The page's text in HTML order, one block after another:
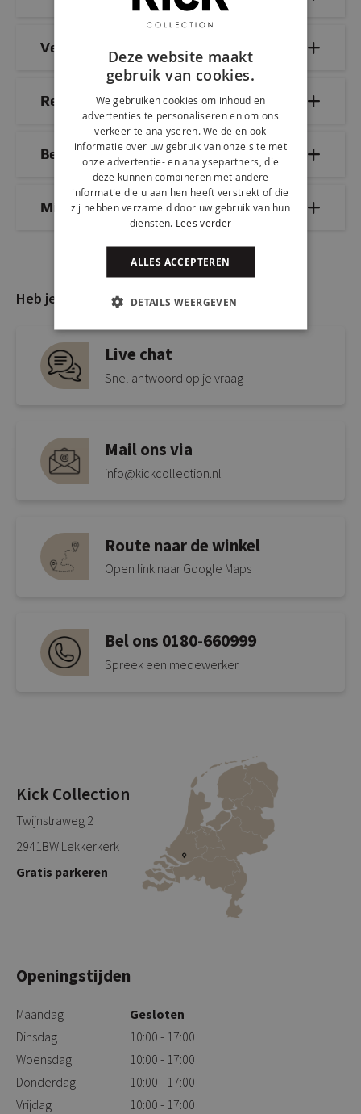
Veelgestelde vragen
Reviews
Bezorg- & retourinformatie
Mix & Match
Heb je nog vragen?
Live chat
Snel antwoord op je vraag
Mail ons via
info@kickcollection.nl
Route naar de winkel
Open link naar Google Maps
Bel ons 0180-660999
Spreek een medewerker
Kick Collection
Twijnstraweg 2
2941BW Lekkerkerk
Gratis parkeren
Openingstijden
Maandag
Gesloten
Dinsdag
10:00 - 17:00
Woensdag
10:00 - 17:00
Donderdag
10:00 - 17:00
Vrijdag
10:00 - 17:00
Deze website maakt
gebruik van cookies.
We gebruiken cookies om inhoud en
advertenties te personaliseren en om ons
verkeer te analyseren. We delen ook
informatie over uw gebruik van onze site met
onze advertentie- en analysepartners, die
deze kunnen combineren met andere
informatie die u aan hen heeft verstrekt of die
zij hebben verzameld door uw gebruik van hun
diensten. Lees verder
ALLES ACCEPTEREN
DETAILS WEERGEVEN